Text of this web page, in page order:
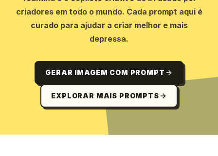
criadores em todo o mundo. Cada prompt aqui é
curado para ajudar a criar melhor e mais
depressa.
GERAR IMAGEM COM PROMPT
EXPLORAR MAIS PROMPTS